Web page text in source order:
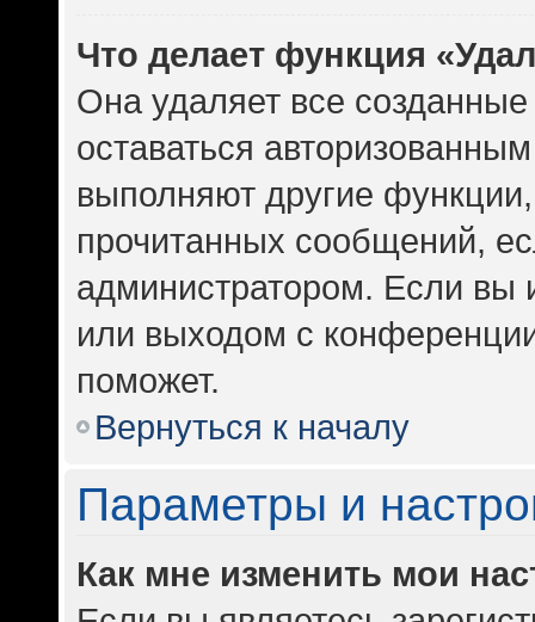
Что делает функция
Она удаляет все
оставаться
выполняют другие
прочитанных сообщений,
администратором. Если вы
или выходом с
поможет.
Вернуться к началу
Параметры и
Как мне изменить мои